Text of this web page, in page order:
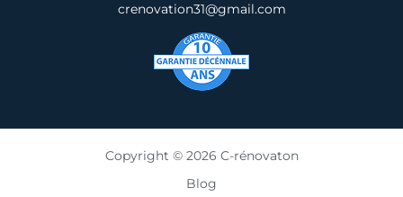
crenovation31@gmail.com
Copyright © 2026 C-rénovaton
Blog